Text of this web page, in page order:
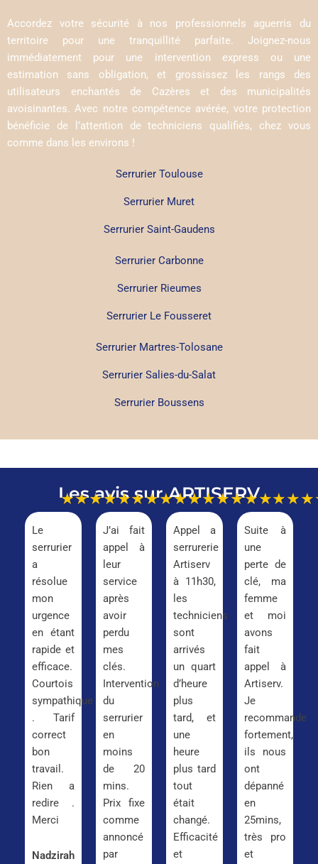
Accordez votre sécurité à nos professionnels aguerris du
territoire pour une tranquillité parfaite. Joignez-nous
immédiatement pour une intervention express ou une
estimation sans obligation, et grossissez les rangs des
utilisateurs enchantés de Cazères et des municipalités
avoisinantes. Avec notre compétence avérée, votre protection
bénéficie de l’attention de techniciens qualifiés, chez vous
comme dans les environs !
Serrurier Toulouse
Serrurier Muret
Serrurier Saint-Gaudens
Serrurier Carbonne
Serrurier Rieumes
Serrurier Le Fousseret
Serrurier Martres-Tolosane
Serrurier Salies-du-Salat
Serrurier Boussens
Les avis sur ARTISERV
★★★★★
Le
serrurier
a
résolue
mon
urgence
en étant
rapide et
efficace.
Courtois
sympathique
. Tarif
correct
bon
travail.
Rien a
redire .
Merci
Nadzirah
★★★★★
J’ai fait
appel à
leur
service
après
avoir
perdu
mes
clés.
Intervention
du
serrurier
en
moins
de 20
mins.
Prix fixe
comme
annoncé
par
★★★★★
Appel a
serrurerie
Artiserv
à 11h30,
les
techniciens
sont
arrivés
un quart
d’heure
plus
tard, et
une
heure
plus tard
tout
était
changé.
Efficacité
et
Suite à
une
perte de
clé, ma
femme
et moi
avons
fait
appel à
Artiserv.
Je
recommande
fortement,
ils nous
ont
dépanné
en
25mins,
très pro
et